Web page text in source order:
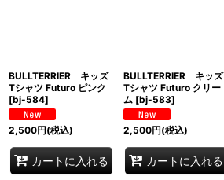
BULLTERRIER キッズ
Tシャツ Futuro ピンク
[bj-584]
2,500円(税込)
カートに入れる
BULLTERRIER キッズ
Tシャツ Futuro クリー
ム [bj-583]
2,500円(税込)
カートに入れる